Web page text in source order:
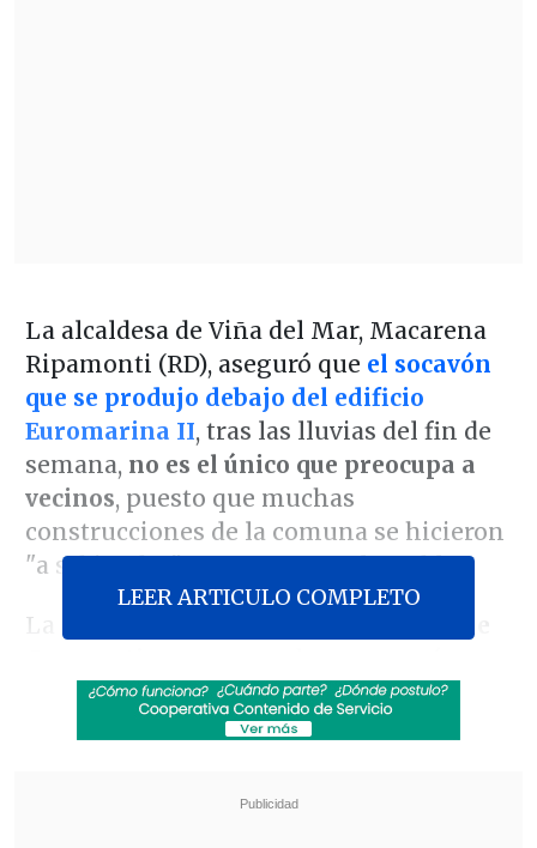
La alcaldesa de Viña del Mar, Macarena
Ripamonti (RD), aseguró que el socavón
que se produjo debajo del edificio
Euromarina II, tras las lluvias del fin de
semana, no es el único que preocupa a
vecinos, puesto que muchas
construcciones de la comuna se hicieron
"a sabiendas" en terrenos vulnerables.
La jefa comunal recordó en
primer agujero en el sector de Reñaca el
año pasado, el debate público giró en
a construirse allí, y quién entrega los
LEER ARTICULO COMPLETO